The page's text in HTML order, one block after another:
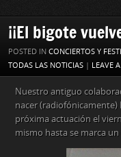
¡¡El bigote
POSTED IN CONCIERTOS Y
TODAS LAS NOTICIAS | LEAVE
Nuestro antiguo
nacer (radiofónicamente)
próxima actuación el
mismo hasta se marca